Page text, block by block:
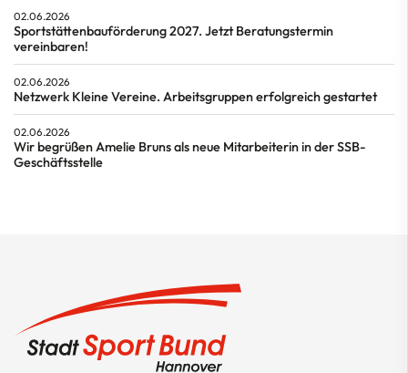
02.06.2026
Sportstättenbauförderung 2027. Jetzt Beratungstermin
vereinbaren!
02.06.2026
Netzwerk Kleine Vereine. Arbeitsgruppen erfolgreich gestartet
02.06.2026
Wir begrüßen Amelie Bruns als neue Mitarbeiterin in der SSB-
Geschäftsstelle